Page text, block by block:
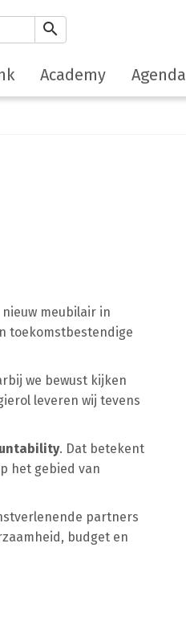
search
Academy Agenda
meubilair in
toekomstbestendige
we bewust kijken
leveren wij tevens
. Dat betekent
het gebied van
partners
budget en